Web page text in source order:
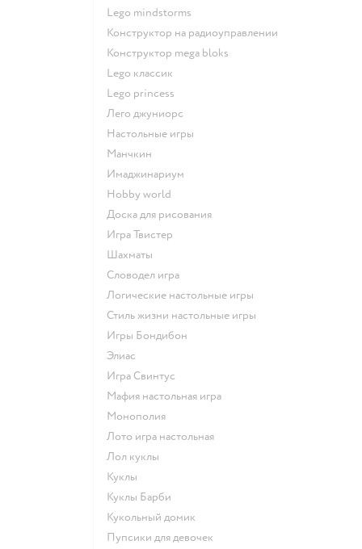
Lego mindstorms
Конструктор на радиоуправлении
Конструктор mega bloks
Lego классик
Lego princess
Лего джуниорс
Настольные игры
Манчкин
Имаджинариум
Hobby world
Доска для рисования
Игра Твистер
Шахматы
Словодел игра
Логические настольные игры
Стиль жизни настольные игры
Игры Бондибон
Элиас
Игра Свинтус
Мафия настольная игра
Монополия
Лото игра настольная
Лол куклы
Куклы
Куклы Барби
Кукольный домик
Пупсики для девочек